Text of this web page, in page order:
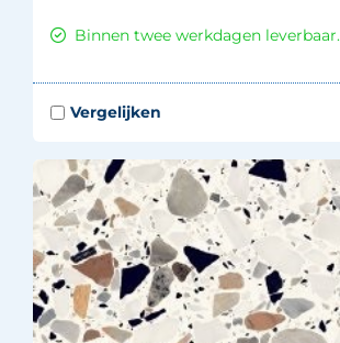
Binnen twee werkdagen leverbaar.